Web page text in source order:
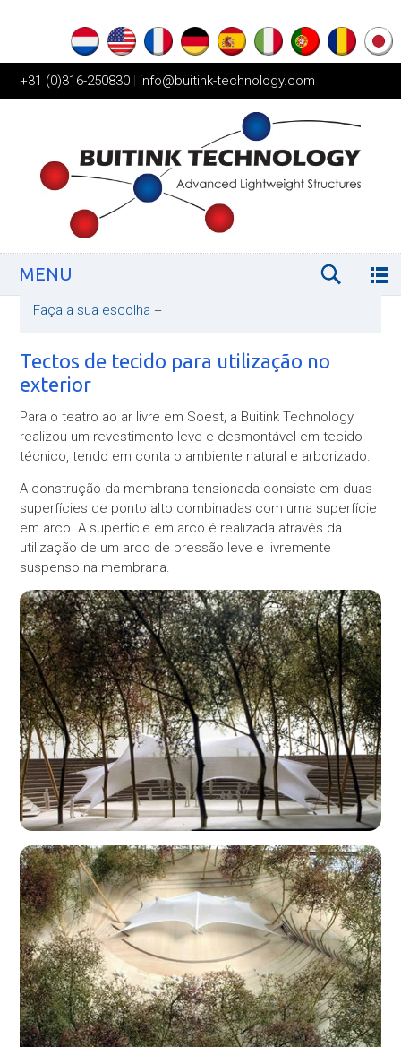
+31 (0)316-250830 | info@buitink-technology.com
MENU
Faça a sua escolha +
Tectos de tecido para utilização no
exterior
Para o teatro ao ar livre em Soest, a Buitink Technology
realizou um revestimento leve e desmontável em tecido
técnico, tendo em conta o ambiente natural e arborizado.
A construção da membrana tensionada consiste em duas
superfícies de ponto alto combinadas com uma superfície
em arco. A superfície em arco é realizada através da
utilização de um arco de pressão leve e livremente
suspenso na membrana.